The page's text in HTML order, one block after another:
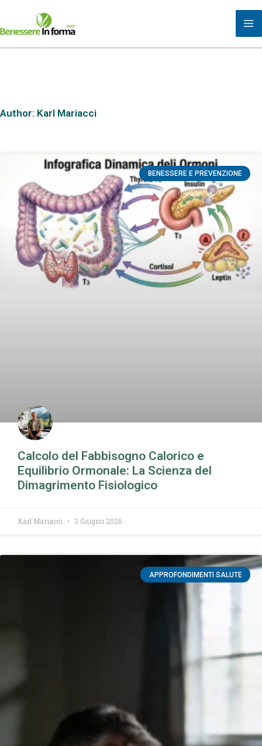
contenuto
Author: Karl Mariacci
BENESSERE E PREVENZIONE
Calcolo del Fabbisogno Calorico e
Equilibrio Ormonale: La Scienza del
Dimagrimento Fisiologico
Karl Mariacci 3 Giugno 2026
APPROFONDIMENTI SALUTE